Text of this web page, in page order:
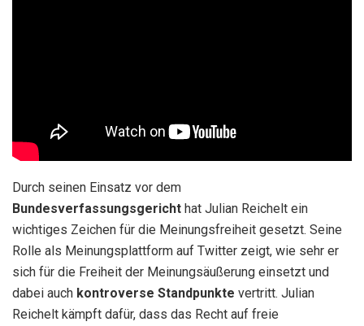
Durch seinen Einsatz vor dem
Bundesverfassungsgericht hat Julian Reichelt ein
wichtiges Zeichen für die Meinungsfreiheit gesetzt. Seine
Rolle als Meinungsplattform auf Twitter zeigt, wie sehr er
sich für die Freiheit der Meinungsäußerung einsetzt und
dabei auch kontroverse Standpunkte vertritt. Julian
Reichelt kämpft dafür, dass das Recht auf freie